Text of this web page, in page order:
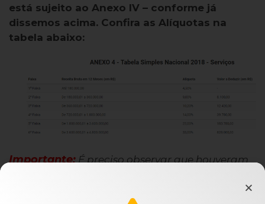
está sujeito ao Anexo IV – conforme já
dissemos acima. Confira as Alíquotas na
tabela abaixo:
Importante:É preciso observar que houveram
efetivas que você irá recolher mensalmente ao